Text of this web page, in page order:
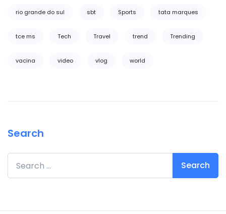
rio grande do sul sbt Sports tata marques
tce ms Tech Travel trend Trending
vacina video vlog world
Search
Search for: